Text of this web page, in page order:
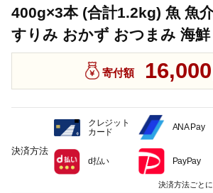
400g×3本 (合計1.2kg) 魚 魚
すりみ おかず おつまみ 海鮮
寄付額
決済方法
クレジット
カード
ANA Pay
d払い PayPay
決済方法ごと